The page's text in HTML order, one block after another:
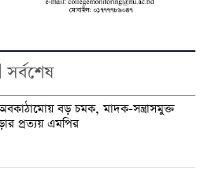
বড় চমক, মাদক-সন্ত্রাসমুক্ত
প্রত্যয় এমপির